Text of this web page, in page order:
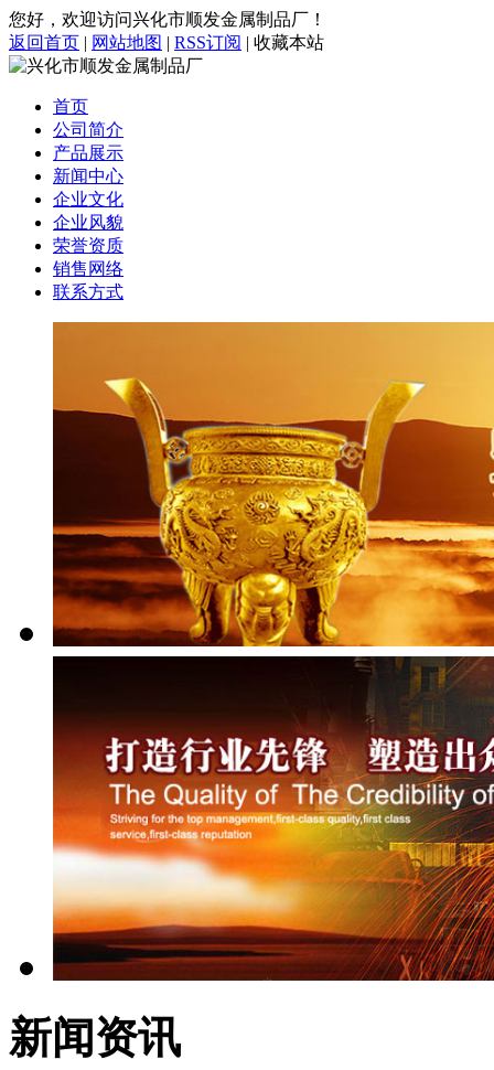
您好，欢迎访问兴化市顺发金属制品厂！
返回首页 | 网站地图 | RSS订阅 | 收藏本站
首页
公司简介
产品展示
新闻中心
企业文化
企业风貌
荣誉资质
销售网络
联系方式
新闻资讯